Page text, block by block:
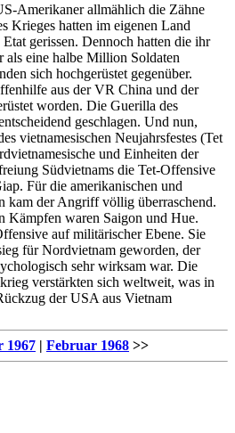
Amerikaner allmählich die Zähne
Krieges hatten im eigenen Land
gerissen. Dennoch hatten die ihr
als eine halbe Million Soldaten
sich hochgerüstet gegenüber.
aus der VR China und der
worden. Die Guerilla des
geschlagen. Und nun,
vietnamesischen Neujahrsfestes (Tet
und Einheiten der
Südvietnams die Tet-Offensive
Für die amerikanischen und
kam der Angriff völlig überraschend.
Kämpfen waren Saigon und Hue.
auf militärischer Ebene. Sie
für Nordvietnam geworden, der
sehr wirksam war. Die
verstärkten sich weltweit, was in
der USA aus Vietnam
1967 | Februar 1968 >>